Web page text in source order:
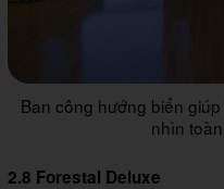
Ban công hướng biển
nhìn
2.8 Forestal Deluxe